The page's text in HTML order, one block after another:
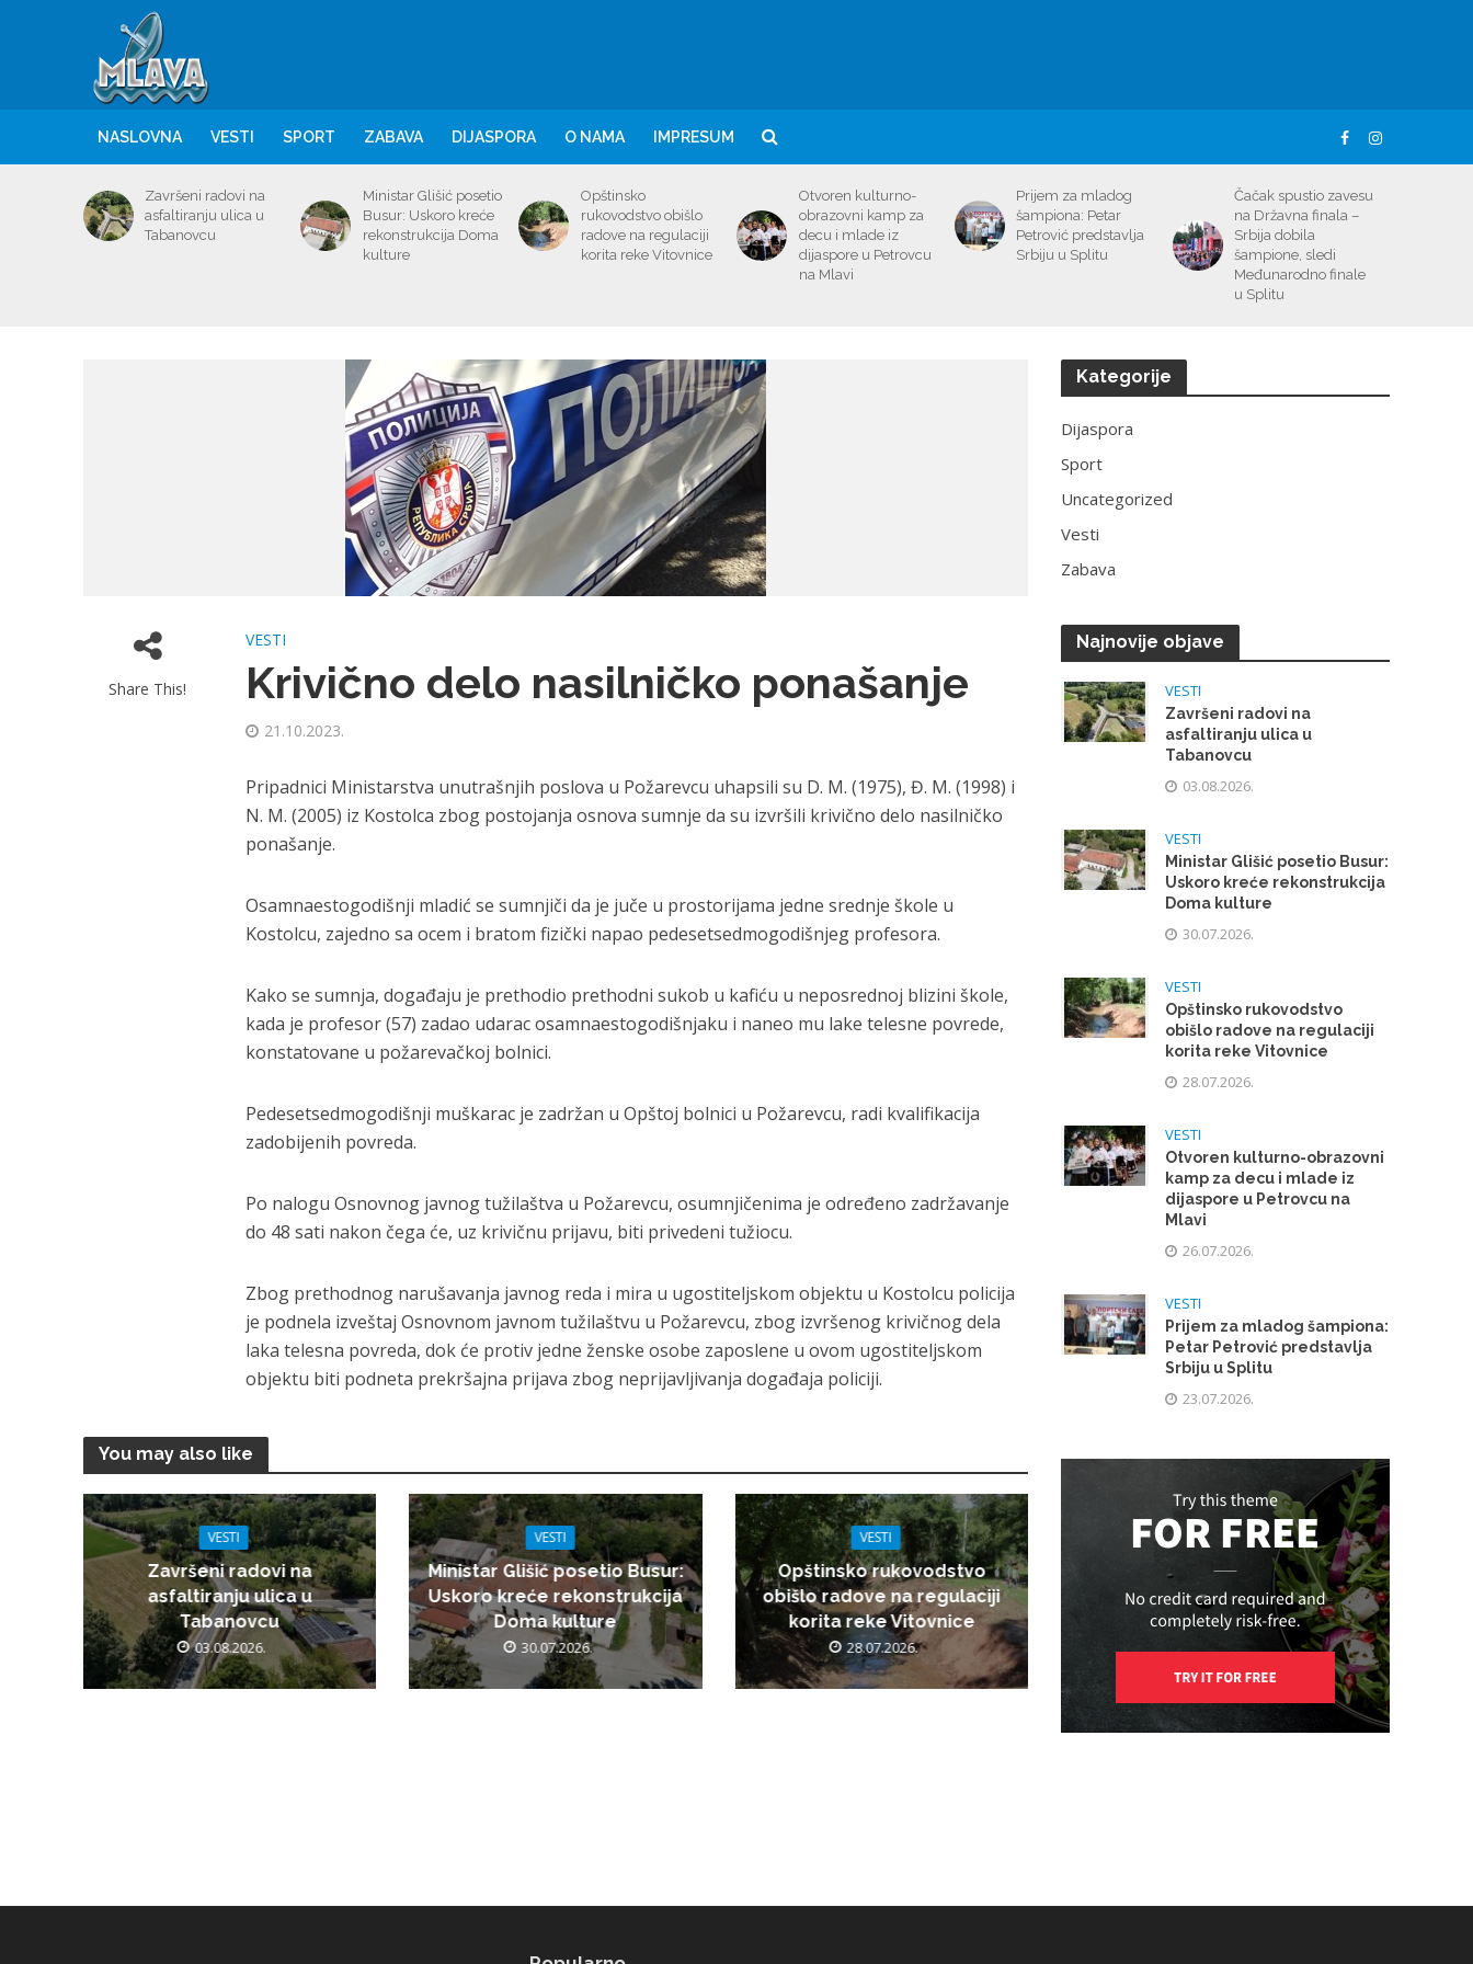
NASLOVNA VESTI SPORT ZABAVA DIJASPORA O NAMA IMPRESUM
Završeni radovi na
asfaltiranju ulica u
Tabanovcu
Ministar Glišić posetio
Busur: Uskoro kreće
rekonstrukcija Doma
kulture
Opštinsko
rukovodstvo obišlo
radove na regulaciji
korita reke Vitovnice
Otvoren kulturno-
obrazovni kamp za
decu i mlade iz
dijaspore u Petrovcu
na Mlavi
Prijem za mladog
šampiona: Petar
Petrović predstavlja
Srbiju u Splitu
Čačak spustio zavesu
na Državna finala –
Srbija dobila
šampione, sledi
Međunarodno finale
u Splitu
Share This!
VESTI
Krivično delo nasilničko ponašanje
21.10.2023.
Pripadnici Ministarstva unutrašnjih poslova u Požarevcu uhapsili su D. M. (1975), Đ. M. (1998) i
N. M. (2005) iz Kostolca zbog postojanja osnova sumnje da su izvršili krivično delo nasilničko
ponašanje.
Osamnaestogodišnji mladić se sumnjiči da je juče u prostorijama jedne srednje škole u
Kostolcu, zajedno sa ocem i bratom fizički napao pedesetsedmogodišnjeg profesora.
Kako se sumnja, događaju je prethodio prethodni sukob u kafiću u neposrednoj blizini škole,
kada je profesor (57) zadao udarac osamnaestogodišnjaku i naneo mu lake telesne povrede,
konstatovane u požarevačkoj bolnici.
Pedesetsedmogodišnji muškarac je zadržan u Opštoj bolnici u Požarevcu, radi kvalifikacija
zadobijenih povreda.
Po nalogu Osnovnog javnog tužilaštva u Požarevcu, osumnjičenima je određeno zadržavanje
do 48 sati nakon čega će, uz krivičnu prijavu, biti privedeni tužiocu.
Zbog prethodnog narušavanja javnog reda i mira u ugostiteljskom objektu u Kostolcu policija
je podnela izveštaj Osnovnom javnom tužilaštvu u Požarevcu, zbog izvršenog krivičnog dela
laka telesna povreda, dok će protiv jedne ženske osobe zaposlene u ovom ugostiteljskom
objektu biti podneta prekršajna prijava zbog neprijavljivanja događaja policiji.
You may also like
VESTI
Završeni radovi na
asfaltiranju ulica u
Tabanovcu
03.08.2026.
VESTI
Ministar Glišić posetio Busur:
Uskoro kreće rekonstrukcija
Doma kulture
30.07.2026.
VESTI
Opštinsko rukovodstvo
obišlo radove na regulaciji
korita reke Vitovnice
28.07.2026.
Kategorije
Dijaspora
Sport
Uncategorized
Vesti
Zabava
Najnovije objave
VESTI
Završeni radovi na
asfaltiranju ulica u
Tabanovcu
03.08.2026.
VESTI
Ministar Glišić posetio Busur:
Uskoro kreće rekonstrukcija
Doma kulture
30.07.2026.
VESTI
Opštinsko rukovodstvo
obišlo radove na regulaciji
korita reke Vitovnice
28.07.2026.
VESTI
Otvoren kulturno-obrazovni
kamp za decu i mlade iz
dijaspore u Petrovcu na
Mlavi
26.07.2026.
VESTI
Prijem za mladog šampiona:
Petar Petrović predstavlja
Srbiju u Splitu
23.07.2026.